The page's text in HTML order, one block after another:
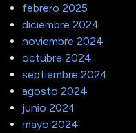
febrero 2025
diciembre 2024
noviembre 2024
octubre 2024
septiembre 2024
agosto 2024
junio 2024
mayo 2024